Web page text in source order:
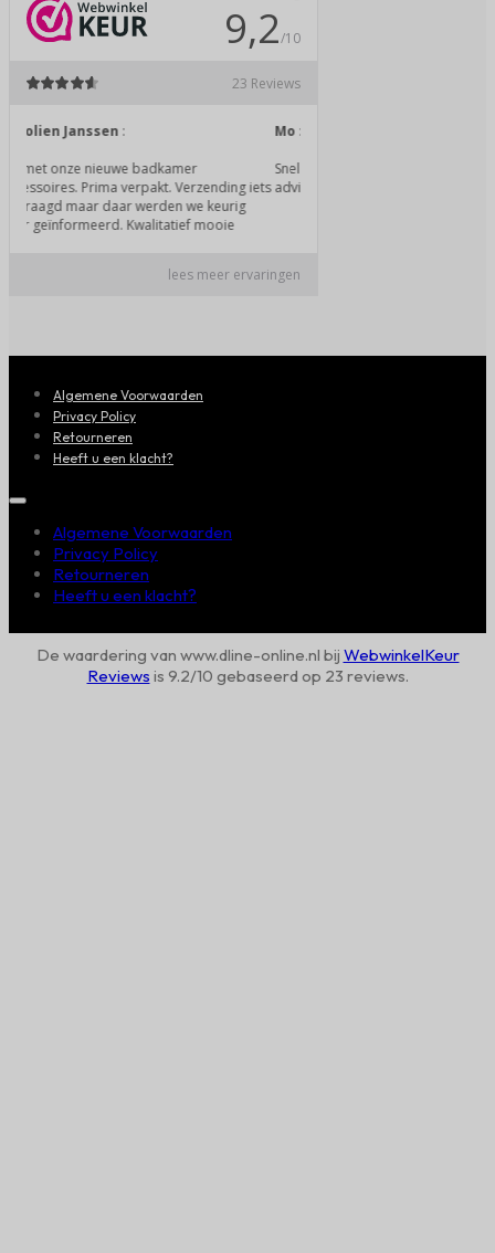
Algemene Voorwaarden
Privacy Policy
Retourneren
Heeft u een klacht?
Algemene Voorwaarden
Privacy Policy
Retourneren
Heeft u een klacht?
De waardering van www.dline-online.nl bij WebwinkelKeur
Reviews is 9.2/10 gebaseerd op 23 reviews.